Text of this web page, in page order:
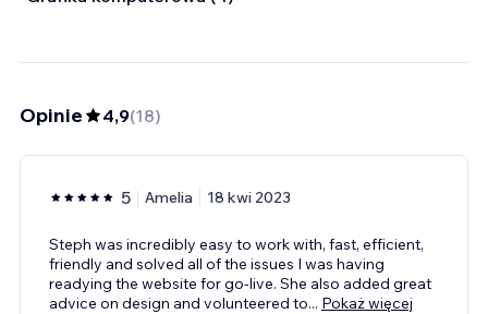
Opinie 4,9(18)
5 Amelia 18 kwi 2023
Steph was incredibly easy to work with, fast, efficient,
friendly and solved all of the issues I was having
readying the website for go-live. She also added great
advice on design and volunteered to... Pokaż więcej